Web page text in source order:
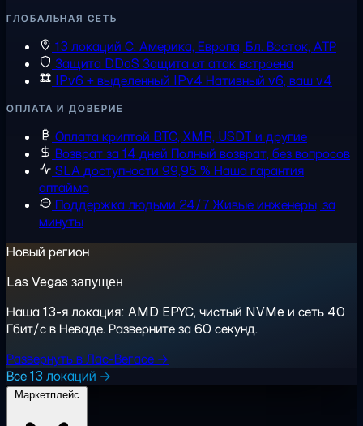
ГЛОБАЛЬНАЯ СЕТЬ
13 локаций С. Америка, Европа, Бл. Восток, АТР
Защита DDoS Защита от атак встроена
IPv6 + выделенный IPv4 Нативный v6, ваш v4
ОПЛАТА И ДОВЕРИЕ
Оплата криптой BTC, XMR, USDT и другие
Возврат за 14 дней Полный возврат, без вопросов
SLA доступности 99,95 % Наша гарантия
аптайма
Поддержка людьми 24/7Живые инженеры, за
минуты
Новый регион
Las Vegas запущен
Наша 13-я локация: AMD EPYC, чистый NVMe и сеть 40
Гбит/с в Неваде. Разверните за 60 секунд.
Развернуть в Лас-Вегасе →
Все 13 локаций →